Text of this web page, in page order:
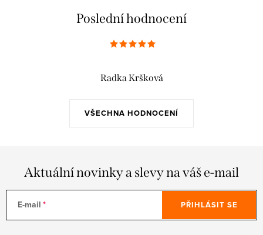
Poslední hodnocení
VŠECHNA HODNOCENÍ
Radka Kršková
Aktuální novinky a slevy na váš e-mail
E-mail PŘIHLÁSIT SE